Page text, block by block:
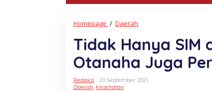
Homepage / Daerah
SIM
dan
STNK,
Operasi
Patuh
Tidak Hanya SIM
Otanaha Juga
Redaksi
20 September 2021
Daerah, Kesehatan